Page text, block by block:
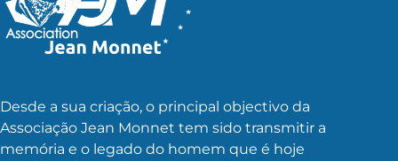
Desde a sua criação, o principal objectivo da
Associação Jean Monnet tem sido transmitir a
memória e o legado do homem que é hoje